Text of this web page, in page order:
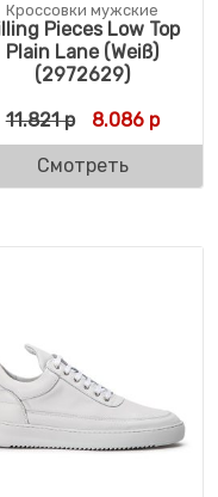
составляла 16.671
8.770 р.
Кроссовки мужские
Pieces Low Top
Plain Lane (Weiß)
(2972629)
11.821р 8.086р
Смотреть